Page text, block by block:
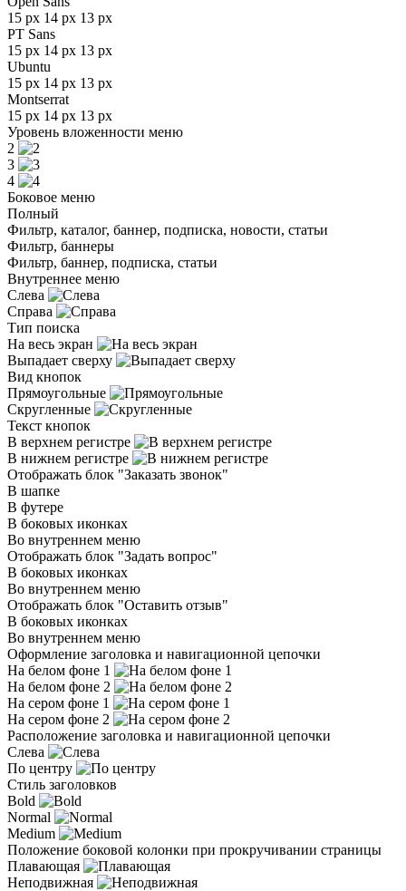
15 px 14 px 13 px
PT Sans
15 px 14 px 13 px
Ubuntu
15 px 14 px 13 px
Montserrat
15 px 14 px 13 px
Уровень вложенности меню
2
3
4
Боковое меню
Полный
Фильтр, каталог, баннер, подписка, новости, статьи
Фильтр, баннеры
Фильтр, баннер, подписка, статьи
Внутреннее меню
Слева
Справа
Тип поиска
На весь экран
Выпадает сверху
Вид кнопок
Прямоугольные
Скругленные
Текст кнопок
В верхнем регистре
В нижнем регистре
Отображать блок "Заказать звонок"
В шапке
В футере
В боковых иконках
Во внутреннем меню
Отображать блок "Задать вопрос"
В боковых иконках
Во внутреннем меню
Отображать блок "Оставить отзыв"
В боковых иконках
Во внутреннем меню
Оформление заголовка и навигационной цепочки
На белом фоне 1
На белом фоне 2
На сером фоне 1
На сером фоне 2
Расположение заголовка и навигационной цепочки
Слева
По центру
Стиль заголовков
Bold
Normal
Medium
Положение боковой колонки при прокручивании страницы
Плавающая
Неподвижная